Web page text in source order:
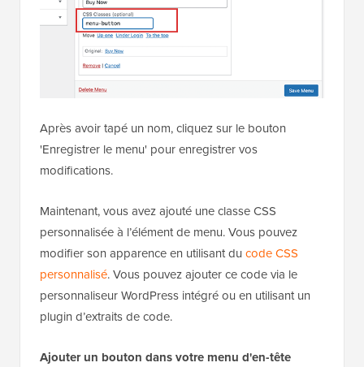
Après avoir tapé un nom, cliquez sur le bouton
'Enregistrer le menu' pour enregistrer vos
modifications.
Maintenant, vous avez ajouté une classe CSS
personnalisée à l’élément de menu. Vous pouvez
modifier son apparence en utilisant du code CSS
personnalisé. Vous pouvez ajouter ce code via le
personnaliseur WordPress intégré ou en utilisant un
plugin d’extraits de code.
Ajouter un bouton dans votre menu d'en-tête